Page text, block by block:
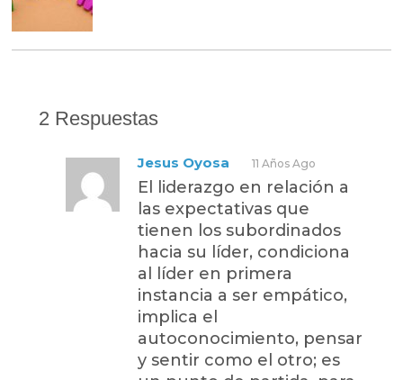
2 Respuestas
Jesus Oyosa 11 Años Ago
El liderazgo en relación a
las expectativas que
tienen los subordinados
hacia su líder, condiciona
al líder en primera
instancia a ser empático,
implica el
autoconocimiento, pensar
y sentir como el otro; es